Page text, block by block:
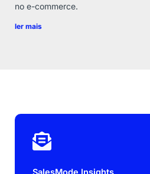
no e-commerce.
ler mais